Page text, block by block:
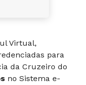
Virtual,
para
da Cruzeiro do
no Sistema e-